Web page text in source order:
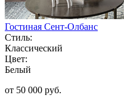
Гостиная Сент-Олбанс
Стиль:
Классический
Цвет:
Белый
от 50 000 руб.